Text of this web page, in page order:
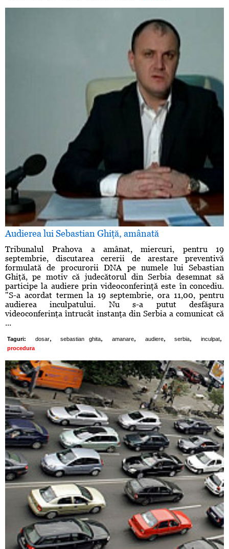
Audierea lui Sebastian Ghiţă, amânată
Tribunalul Prahova a amânat, miercuri, pentru 19
septembrie, discutarea cererii de arestare preventivă
formulată de procurorii DNA pe numele lui Sebastian
Ghiţă, pe motiv că judecătorul din Serbia desemnat să
participe la audiere prin videoconferinţă este în concediu.
"S-a acordat termen la 19 septembrie, ora 11,00, pentru
audierea inculpatului. Nu s-a putut desfăşura
videoconferinţa întrucât instanţa din Serbia a comunicat că
...
Taguri: dosar, sebastian ghita, amanare, audiere, serbia, inculpat,
procedura